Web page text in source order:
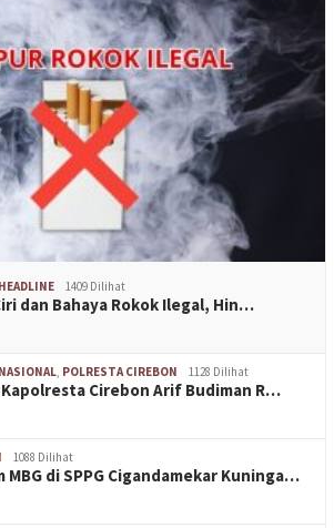
HEADLINE 1409 Dilihat
dan Bahaya Rokok Ilegal, Hin…
NASIONAL POLRESTA CIREBON 1128 Dilihat
Cirebon Arif Budiman R…
1088 Dilihat
MBG di SPPG Cigandamekar Kuninga…